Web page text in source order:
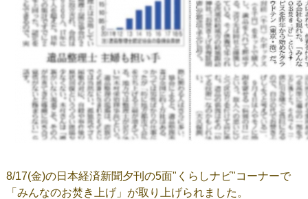
8/17(金)の日本経済新聞夕刊の5面"くらしナビ"コーナーで
「みんなのお焚き上げ」が取り上げられました。